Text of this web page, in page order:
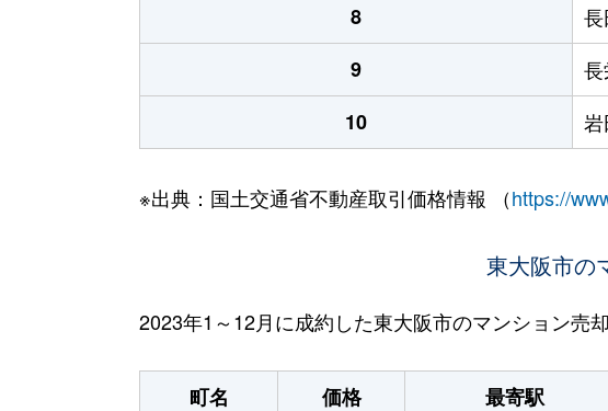
8
9
10
※出典：国土交通省不動産取引価格情報 （https://
東大阪市の
2023年1～12月に成約した東大阪市のマンション売却
町名 価格 最寄駅